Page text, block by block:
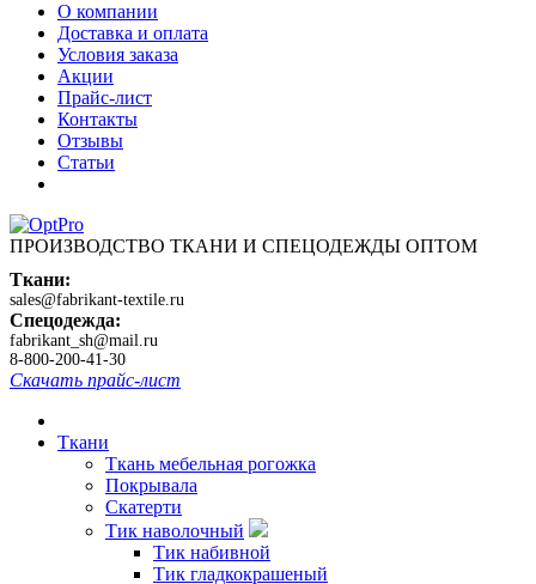
О компании
Доставка и оплата
Условия заказа
Акции
Прайс-лист
Контакты
Отзывы
Статьи
ПРОИЗВОДСТВО ТКАНИ И СПЕЦОДЕЖДЫ ОПТОМ
Ткани:
sales@fabrikant-textile.ru
Спецодежда:
fabrikant_sh@mail.ru
8-800-200-41-30
Скачать прайс-лист
Ткани
Ткань мебельная рогожка
Покрывала
Скатерти
Тик наволочный
Тик набивной
Тик гладкокрашеный